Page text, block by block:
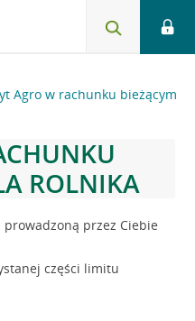
Agro w rachunku bieżącym
ROLNIKA
przez Ciebie
części limitu